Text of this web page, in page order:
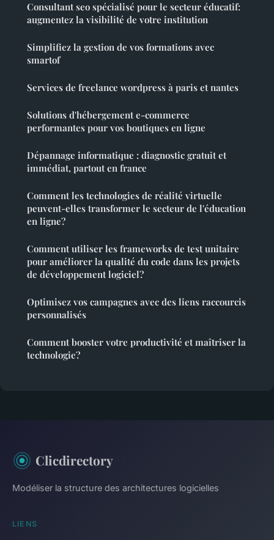
Consultant seo spécialisé pour le secteur éducatif:
augmentez la visibilité de votre institution
Simplifiez la gestion de vos formations avec
smartof
Services de freelance wordpress à paris et nantes
Solutions d'hébergement e-commerce
performantes pour vos boutiques en ligne
Dépannage informatique : diagnostic gratuit et
immédiat, partout en france
Comment les technologies de réalité virtuelle
peuvent-elles transformer le secteur de l'éducation
en ligne?
Comment utiliser les frameworks de test unitaire
pour améliorer la qualité du code dans les projets
de développement logiciel?
Optimisez vos campagnes avec des liens raccourcis
personnalisés
Comment booster votre productivité et maîtriser la
technologie?
Clicdirectory
Modéliser la structure des architectures logicielles
LIENS